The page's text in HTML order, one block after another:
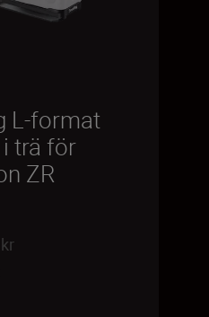
L-format
trä för
ZR